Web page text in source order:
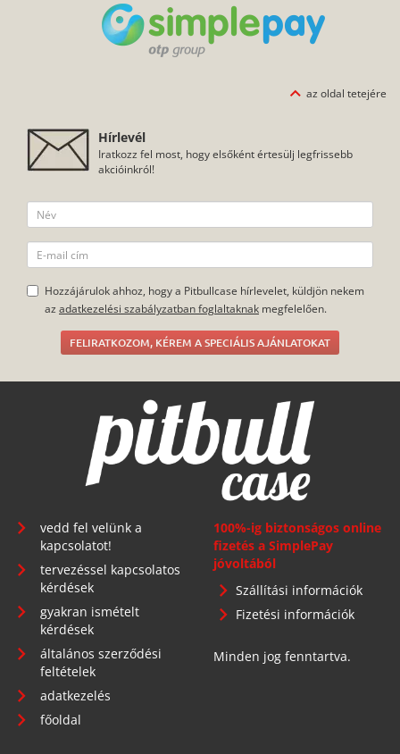
az oldal tetejére
Hírlevél
Iratkozz fel most, hogy elsőként értesülj legfrissebb
akcióinkról!
Hozzájárulok ahhoz, hogy a Pitbullcase hírlevelet, küldjön nekem
az adatkezelési szabályzatban foglaltaknak megfelelően.
FELIRATKOZOM, KÉREM A SPECIÁLIS AJÁNLATOKAT
vedd fel velünk a
kapcsolatot!
tervezéssel kapcsolatos
kérdések
gyakran ismételt
kérdések
általános szerződési
feltételek
adatkezelés
főoldal
100%-ig biztonságos online
fizetés a SimplePay
jóvoltából
Szállítási információk
Fizetési információk
Minden jog fenntartva.